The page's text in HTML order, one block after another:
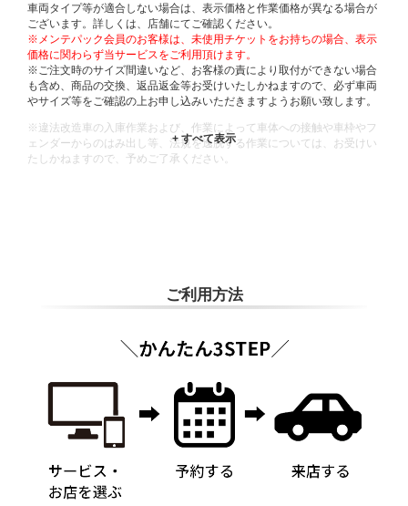
車両タイプ等が適合しない場合は、表示価格と作業価格が異なる場合が
ございます。詳しくは、店舗にてご確認ください。
※メンテパック会員のお客様は、未使用チケットをお持ちの場合、表示
価格に関わらず当サービスをご利用頂けます。
※ご注文時のサイズ間違いなど、お客様の責により取付ができない場合
も含め、商品の交換、返品返金等お受けいたしかねますので、必ず車両
やサイズ等をご確認の上お申し込みいただきますようお願い致します。
※違法改造車の入庫作業および、作業によって車体への接触や車枠やフ
ェンダーからのはみ出し等、法規を逸脱する作業については、お受けい
たしかねますので、予めご了承ください。
ご利用方法